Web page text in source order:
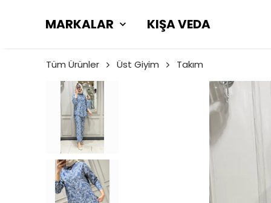
MARKALAR KIŞA VEDA
Tüm Ürünler Üst Giyim Takım